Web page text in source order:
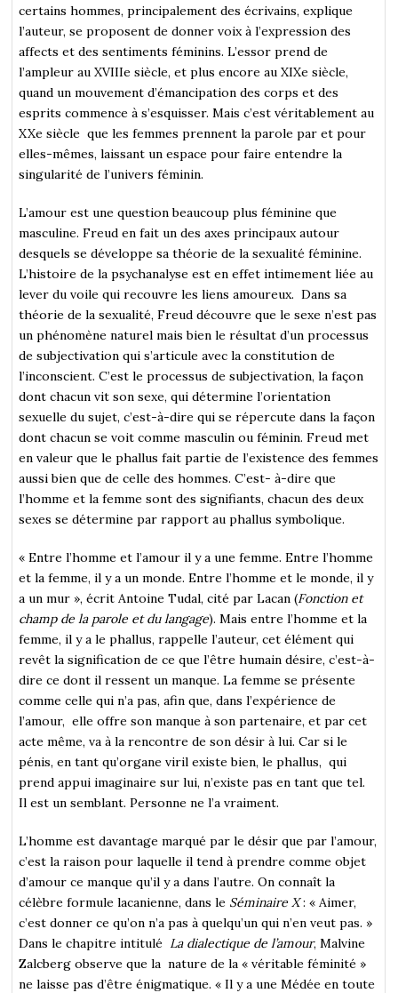
certains hommes, principalement des écrivains, explique
l’auteur, se proposent de donner voix à l’expression des
affects et des sentiments féminins. L’essor prend de
l’ampleur au XVIIIe siècle, et plus encore au XIXe siècle,
quand un mouvement d’émancipation des corps et des
esprits commence à s’esquisser. Mais c’est véritablement au
XXe siècle que les femmes prennent la parole par et pour
elles-mêmes, laissant un espace pour faire entendre la
singularité de l’univers féminin.
L’amour est une question beaucoup plus féminine que
masculine. Freud en fait un des axes principaux autour
desquels se développe sa théorie de la sexualité féminine.
L’histoire de la psychanalyse est en effet intimement liée au
lever du voile qui recouvre les liens amoureux. Dans sa
théorie de la sexualité, Freud découvre que le sexe n’est pas
un phénomène naturel mais bien le résultat d’un processus
de subjectivation qui s’articule avec la constitution de
l’inconscient. C’est le processus de subjectivation, la façon
dont chacun vit son sexe, qui détermine l’orientation
sexuelle du sujet, c’est-à-dire qui se répercute dans la façon
dont chacun se voit comme masculin ou féminin. Freud met
en valeur que le phallus fait partie de l’existence des femmes
aussi bien que de celle des hommes. C’est- à-dire que
l’homme et la femme sont des signifiants, chacun des deux
sexes se détermine par rapport au phallus symbolique.
« Entre l’homme et l’amour il y a une femme. Entre l’homme
et la femme, il y a un monde. Entre l’homme et le monde, il y
a un mur », écrit Antoine Tudal, cité par Lacan (Fonction et
champ de la parole et du langage). Mais entre l’homme et la
femme, il y a le phallus, rappelle l’auteur, cet élément qui
revêt la signification de ce que l’être humain désire, c’est-à-
dire ce dont il ressent un manque. La femme se présente
comme celle qui n’a pas, afin que, dans l’expérience de
l’amour, elle offre son manque à son partenaire, et par cet
acte même, va à la rencontre de son désir à lui. Car si le
pénis, en tant qu’organe viril existe bien, le phallus, qui
prend appui imaginaire sur lui, n’existe pas en tant que tel.
Il est un semblant. Personne ne l’a vraiment.
L’homme est davantage marqué par le désir que par l’amour,
c’est la raison pour laquelle il tend à prendre comme objet
d’amour ce manque qu’il y a dans l’autre. On connaît la
célèbre formule lacanienne, dans le Séminaire X: « Aimer,
c’est donner ce qu’on n’a pas à quelqu’un qui n’en veut pas. »
Dans le chapitre intitulé La dialectique de l’amour, Malvine
Zalcberg observe que la nature de la « véritable féminité »
ne laisse pas d’être énigmatique. « Il y a une Médée en toute